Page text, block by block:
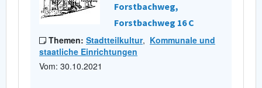
Forstbachweg,
Forstbachweg 16 C
Themen: Stadtteilkultur, Kommunale und
staatliche Einrichtungen
Vom: 30.10.2021